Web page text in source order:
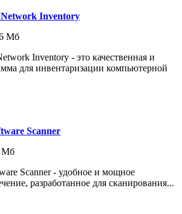
Inventory
Мб
Inventory - это качественная и
для инвентаризации компьютерной
Scanner
Мб
Scanner - удобное и мощное
разработанное для сканирования...